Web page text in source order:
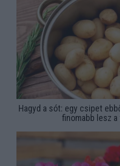
Hagyd a sót: egy csipet
finomabb lesz